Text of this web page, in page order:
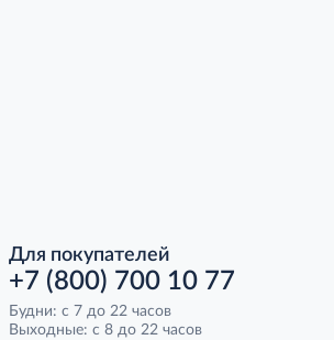
Для покупателей
+7 (800) 700 10 77
Будни: с 7 до 22 часов
Выходные: с 8 до 22 часов